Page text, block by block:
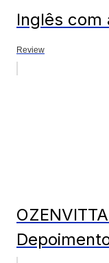
Inglês com
Review